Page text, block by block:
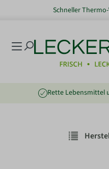
springenSchneller
Rette Lebensmittel